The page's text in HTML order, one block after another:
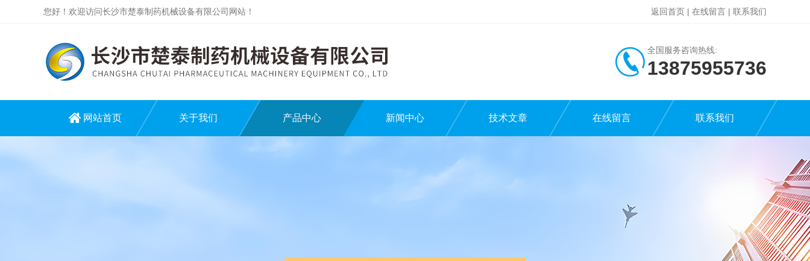
您好！欢迎访问长沙市楚泰制药机械设备有限公司网站！ 返回首页 | 在线留言 | 联系我们
全国服务咨询热线:
13875955736
网站首页 关于我们 产品中心 新闻中心 技术文章 在线留言 联系我们